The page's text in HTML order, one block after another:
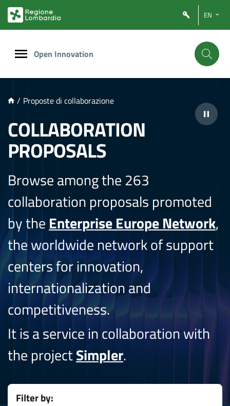
PRINCIPALE
EN
Open Innovation
/ Proposte di collaborazione
COLLABORATION
PROPOSALS
Browse among the 263
collaboration proposals promoted
by the Enterprise Europe Network,
the worldwide network of support
centers for innovation,
internationalization and
competitiveness.
It is a service in collaboration with
the projectSimpler.
Filter by: